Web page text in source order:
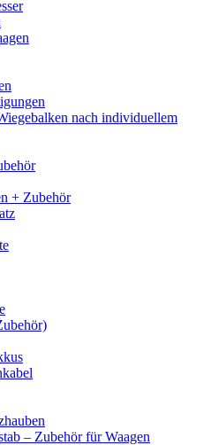
nach individuellem
+ Zubehör
– Zubehör für Waagen